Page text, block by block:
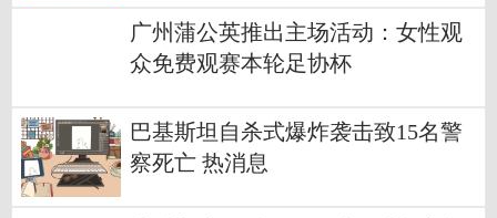
广州蒲公英推出主场活动：女性观
众免费观赛本轮足协杯
巴基斯坦自杀式爆炸袭击致15名警
察死亡 热消息